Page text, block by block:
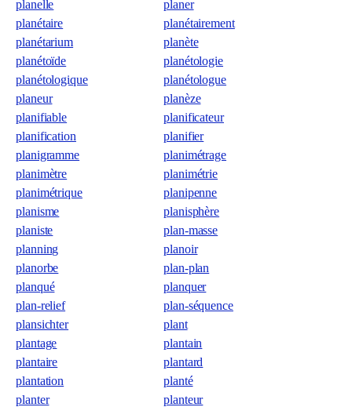
planelle
planer
planétaire
planétairement
planétarium
planète
planétoïde
planétologie
planétologique
planétologue
planeur
planèze
planifiable
planificateur
planification
planifier
planigramme
planimétrage
planimètre
planimétrie
planimétrique
planipenne
planisme
planisphère
planiste
plan-masse
planning
planoir
planorbe
plan-plan
planqué
planquer
plan-relief
plan-séquence
plansichter
plant
plantage
plantain
plantaire
plantard
plantation
planté
planter
planteur